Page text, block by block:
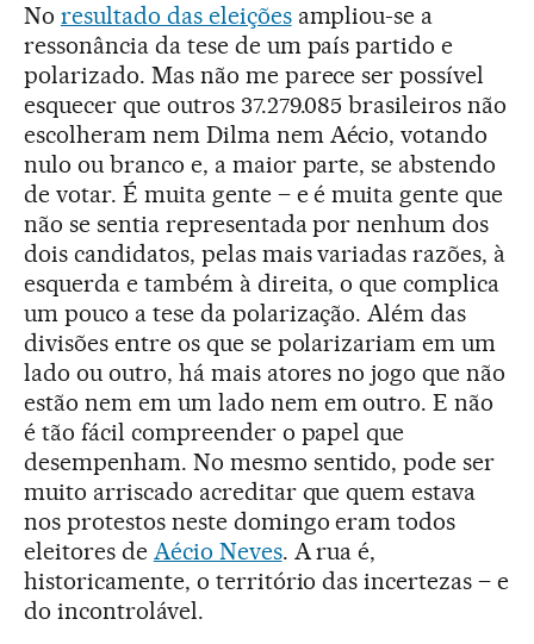
No resultado das eleiçõesampliou-se a
ressonância da tese de um país partido e
polarizado. Mas não me parece ser possível
esquecer que outros 37.279.085 brasileiros não
escolheram nem Dilma nem Aécio, votando
nulo ou branco e, a maior parte, se abstendo
de votar. É muita gente – e é muita gente que
não se sentia representada por nenhum dos
dois candidatos, pelas mais variadas razões, à
esquerda e também à direita, o que complica
um pouco a tese da polarização. Além das
divisões entre os que se polarizariam em um
lado ou outro, há mais atores no jogo que não
estão nem em um lado nem em outro. E não
é tão fácil compreender o papel que
desempenham. No mesmo sentido, pode ser
muito arriscado acreditar que quem estava
nos protestos neste domingo eram todos
eleitores de Aécio Neves. A rua é,
historicamente, o território das incertezas – e
do incontrolável.